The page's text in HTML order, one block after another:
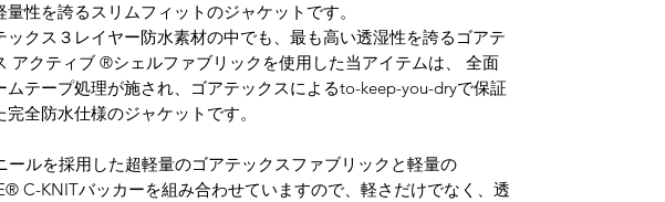
量性を誇るスリムフィットのジャケットです。
ックス３レイヤー防水素材の中でも、最も高い透湿性を誇るゴアテ
アクティブ ®シェルファブリックを使用した当アイテムは、 全面
ムテープ処理が施され、ゴアテックスによるto-keep-you-dryで保証
完全防水仕様のジャケットです。
ールを採用した超軽量のゴアテックスファブリックと軽量の
C-KNITバッカーを組み合わせていますので、軽さだけでなく、透